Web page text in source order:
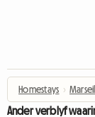
Homestays ›
Ander verblyf